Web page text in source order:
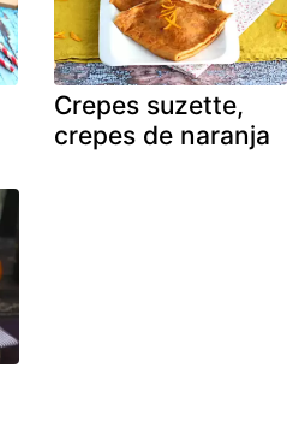
Crepes suzette,
crepes de naranja